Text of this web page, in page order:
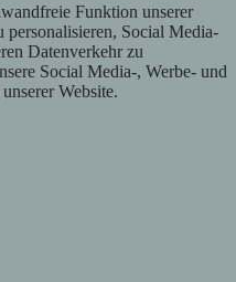
Funktion unserer
personalisieren, Social Media-
Datenverkehr zu
Social Media-, Werbe- und
Website.